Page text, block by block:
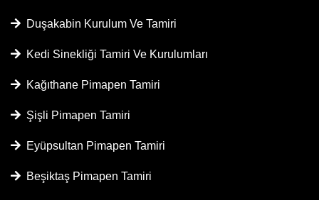
Duşakabin Kurulum Ve Tamiri
Kedi Sinekliği Tamiri Ve Kurulumları
Kağıthane Pimapen Tamiri
Şişli Pimapen Tamiri
Eyüpsultan Pimapen Tamiri
Beşiktaş Pimapen Tamiri